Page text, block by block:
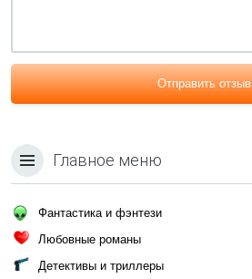
Отправить отзыв
Главное меню
Фантастика и фэнтези
Любовные романы
Детективы и триллеры